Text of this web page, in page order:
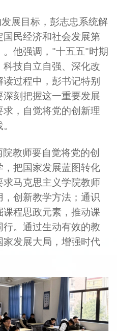
发展目标，彭志忠系统解
民经济和社会发展第
他强调， "十五五" 时期
技自立自强、深化改
过程中，彭书记特别
刻把握这一重要发展
，自觉将党的创新理
教师要自觉将党的创
把国家发展蓝图转化
马克思主义学院教师
创新教学方法；通识
程思政元素，推动课
。通过生动有效的教
发展大局，增强时代